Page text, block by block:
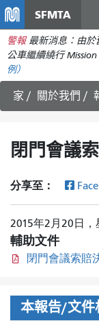
SFMTA
警報 最新消息：由於
公車繼續繞行
例）
家 關於我們
閉門會議
分享至：
2015年2月20日，
輔助文件
閉門會議索賠
本報告/文件